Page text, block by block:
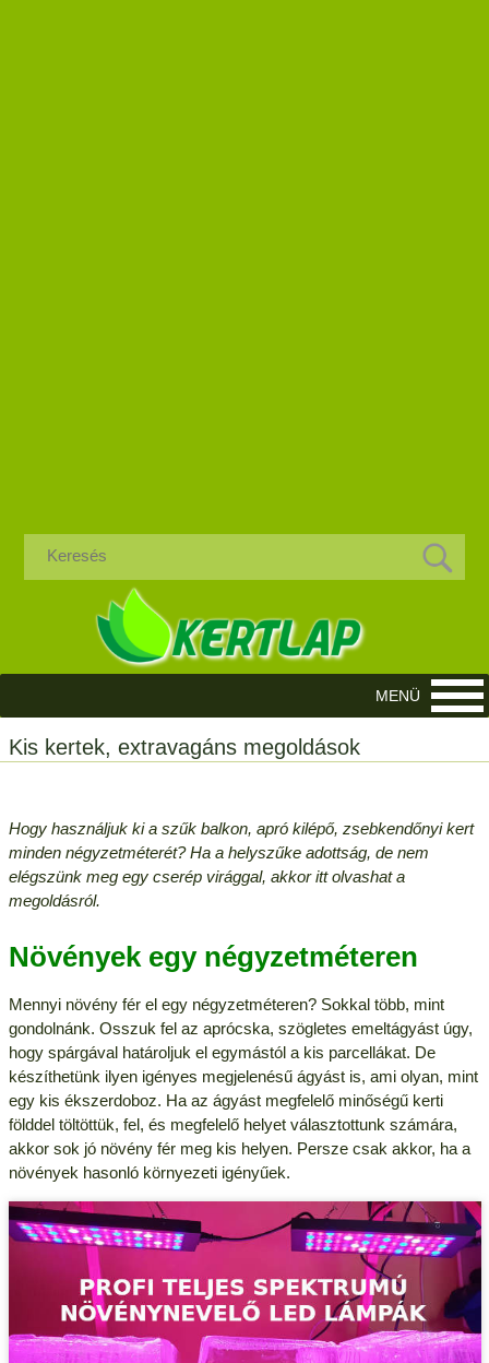
Kis kertek, extravagáns megoldások
Hogy használjuk ki a szűk balkon, apró kilépő, zsebkendőnyi kert
minden négyzetméterét? Ha a helyszűke adottság, de nem
elégszünk meg egy cserép virággal, akkor itt olvashat a
megoldásról.
Növények egy négyzetméteren
Mennyi növény fér el egy négyzetméteren? Sokkal több, mint
gondolnánk. Osszuk fel az aprócska, szögletes emeltágyást úgy,
hogy spárgával határoljuk el egymástól a kis parcellákat. De
készíthetünk ilyen igényes megjelenésű ágyást is, ami olyan, mint
egy kis ékszerdoboz. Ha az ágyást megfelelő minőségű kerti
földdel töltöttük, fel, és megfelelő helyet választottunk számára,
akkor sok jó növény fér meg kis helyen. Persze csak akkor, ha a
növények hasonló környezeti igényűek.